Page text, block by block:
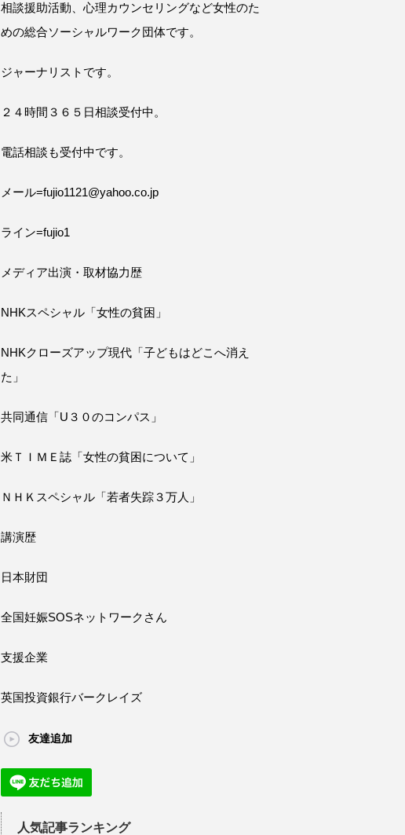
相談援助活動、心理カウンセリングなど女性のた
めの総合ソーシャルワーク団体です。
ジャーナリストです。
２４時間３６５日相談受付中。
電話相談も受付中です。
メール=fujio1121@yahoo.co.jp
ライン=fujio1
メディア出演・取材協力歴
NHKスペシャル「女性の貧困」
NHKクローズアップ現代「子どもはどこへ消え
た」
共同通信「U３０のコンパス」
米ＴＩＭＥ誌「女性の貧困について」
ＮＨＫスペシャル「若者失踪３万人」
講演歴
日本財団
全国妊娠SOSネットワークさん
支援企業
英国投資銀行バークレイズ
友達追加
人気記事ランキング